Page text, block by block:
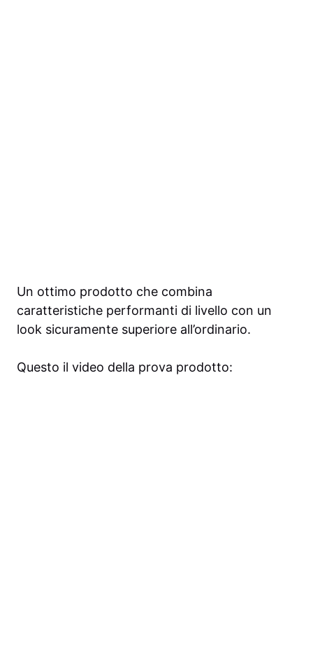
Un ottimo prodotto che combina
caratteristiche performanti di livello con un
look sicuramente superiore all’ordinario.
Questo il video della prova prodotto: